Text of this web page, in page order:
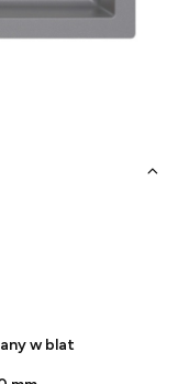
w blat